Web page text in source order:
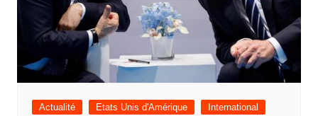
Actualité Etats Unis d'Amérique
International